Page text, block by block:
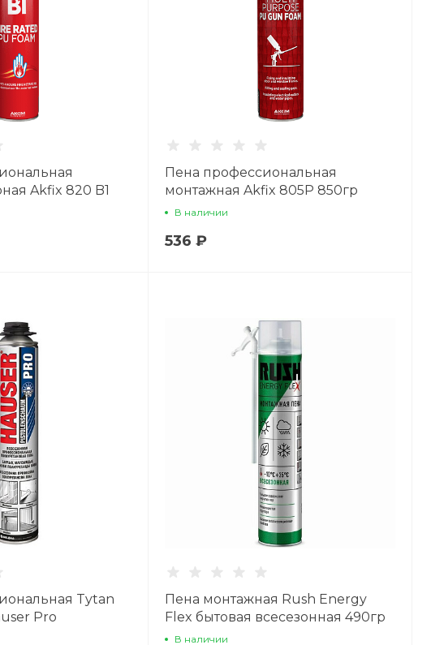
Akfix 820 B1
Пена профессиональная
монтажная Akfix 805Р 850гр
В наличии
536 ₽
Tytan
Pro
Пена монтажная Rush Energy
Flex бытовая всесезонная 490гр
В наличии